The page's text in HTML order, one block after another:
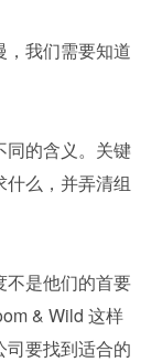
，我们需要知道
同的含义。关键
么，并弄清组
不是他们的首要
& Wild 这样
司要找到适合的